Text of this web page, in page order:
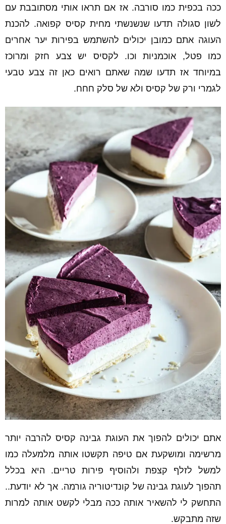
ככה בכפית כמו סורבה. אז אם תראו אותי מסתובבת עם
לשון סגולה תדעו שנשנשתי מחית קסיס קפואה. להכנת
העוגה אתם כמובן יכולים להשתמש בפירות יער אחרים
כמו פטל, אוכמניות וכו. לקסיס יש צבע חזק ומרוכז
במיוחד אז תדעו שמה שאתם רואים כאן זה צבע טבעי
לגמרי ורק של קסיס ולא של סלק חחח.
אתם יכולים להפוך את העוגת גבינה קסיס להרבה יותר
מרשימה ומושקעת אם טיפה תקשטו אותה מלמעלה כמו
למשל לזלף קצפת ולהוסיף פירות טריים. היא בכלל
תהפוך לעוגת גבינה של קונדיטוריה גורמה. אך לא יודעת..
התחשק לי להשאיר אותה ככה מבלי לקשט אותה למרות
שזה מתבקש.